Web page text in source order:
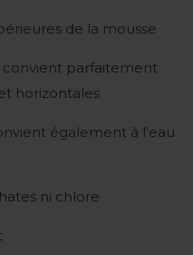
de la mousse
convient parfaitement
horizontales
également à l'eau
ni chlore